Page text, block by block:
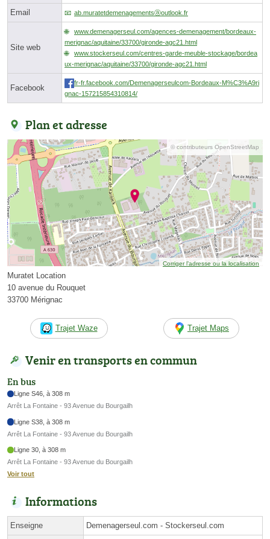
Email ab.muratetdemenagementsⓐoutlook.fr
Site web
www.demenagerseul.com/agences-demenagement/bordeaux-
merignac/aquitaine/33700/gironde-agc21.html
www.stockerseul.com/centres-garde-meuble-stockage/bordea
ux-merignac/aquitaine/33700/gironde-agc21.html
Facebook
fr-fr.facebook.com/Demenagerseulcom-Bordeaux-M%C3%A9ri
gnac-157215854310814/
Plan et adresse
© contributeurs OpenStreetMap
Corriger l’adresse ou la localisation
Muratet Location
10 avenue du Rouquet
33700 Mérignac
Trajet Waze Trajet Maps
Venir en transports en commun
En bus
Ligne S46, à 308 m
Arrêt La Fontaine - 93 Avenue du Bourgailh
Ligne S38, à 308 m
Arrêt La Fontaine - 93 Avenue du Bourgailh
Ligne 30, à 308 m
Arrêt La Fontaine - 93 Avenue du Bourgailh
Voir tout
Informations
Enseigne Demenagerseul.com - Stockerseul.com